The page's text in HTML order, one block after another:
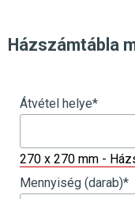
Házszámtábla
Átvétel helye*
270 x 270 mm -
Mennyiség (darab)*